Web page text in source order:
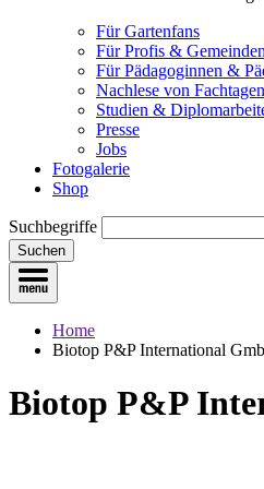
Für Gartenfans
Für Profis & Gemeinden
Für Pädagoginnen &
Nachlese von Fachtagen
Studien &
Presse
Jobs
Fotogalerie
Shop
Suchbegriffe
Suchen
Home
Biotop P&P International
Biotop P&P